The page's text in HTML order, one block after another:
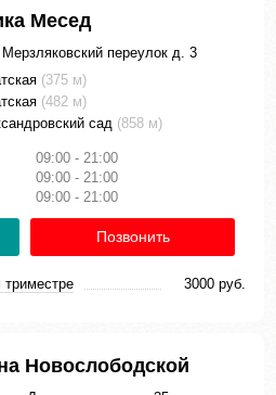
Месед
переулок д. 3
(375 м)
(482 м)
сад (858 м)
09:00 - 21:00
09:00 - 21:00
09:00 - 21:00
Позвонить
3000 руб.
Новослободской